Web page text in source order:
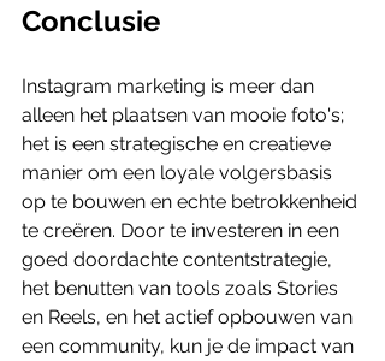
Conclusie
Instagram marketing is meer dan
alleen het plaatsen van mooie foto's;
het is een strategische en creatieve
manier om een loyale volgersbasis
op te bouwen en echte betrokkenheid
te creëren. Door te investeren in een
goed doordachte contentstrategie,
het benutten van tools zoals Stories
en Reels, en het actief opbouwen van
een community, kun je de impact van